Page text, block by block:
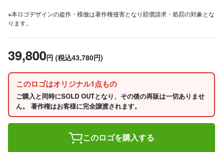
※本ロゴデザインの盗作・模倣は著作権侵害となり賠償請求・処罰の対象とな
ります。
39,800円 (税込43,780円)
このロゴはオリジナル1点もの
ご購入と同時にSOLD OUTとなり、その後の再販は一切ありませ
ん。 著作権はお客様に完全譲渡されます。
このロゴを購入する